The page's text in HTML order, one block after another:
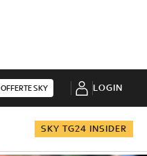
OFFERTE SKY LOGIN
SKY TG24 INSIDER